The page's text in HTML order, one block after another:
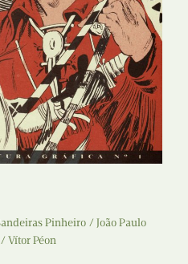
Pinheiro
João Paulo
Vítor Péon